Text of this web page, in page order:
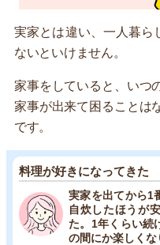
実家とは違い、一人暮ら
ないといけません。
家事をしていると、いつ
家事が出来て困ることは
です。
料理が好きになってきた
実家を出てから1
自炊したほうが
た。1年くらい続
の間にか楽しく